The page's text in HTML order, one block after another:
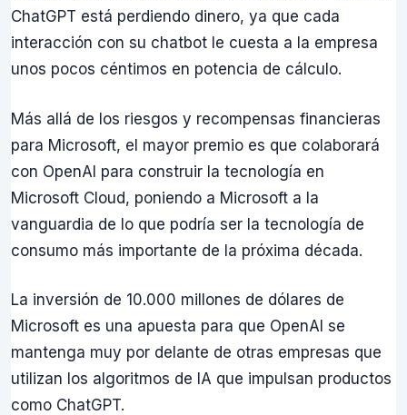
ChatGPT está perdiendo dinero, ya que cada
interacción con su chatbot le cuesta a la empresa
unos pocos céntimos en potencia de cálculo.
Más allá de los riesgos y recompensas financieras
para Microsoft, el mayor premio es que colaborará
con OpenAI para construir la tecnología en
Microsoft Cloud, poniendo a Microsoft a la
vanguardia de lo que podría ser la tecnología de
consumo más importante de la próxima década.
La inversión de 10.000 millones de dólares de
Microsoft es una apuesta para que OpenAI se
mantenga muy por delante de otras empresas que
utilizan los algoritmos de IA que impulsan productos
como ChatGPT.